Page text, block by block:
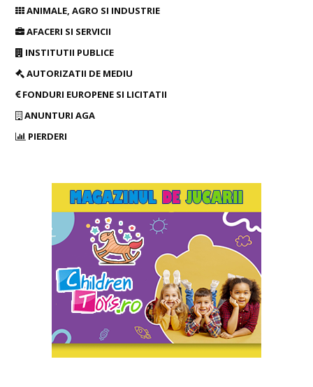
ANIMALE, AGRO SI INDUSTRIE
AFACERI SI SERVICII
INSTITUTII PUBLICE
AUTORIZATII DE MEDIU
FONDURI EUROPENE SI LICITATII
ANUNTURI AGA
PIERDERI